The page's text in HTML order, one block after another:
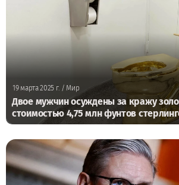
19 марта 2025 г. / Мир
Двое мужчин осуждены за кражу
стоимостью 4,75 млн фунтов